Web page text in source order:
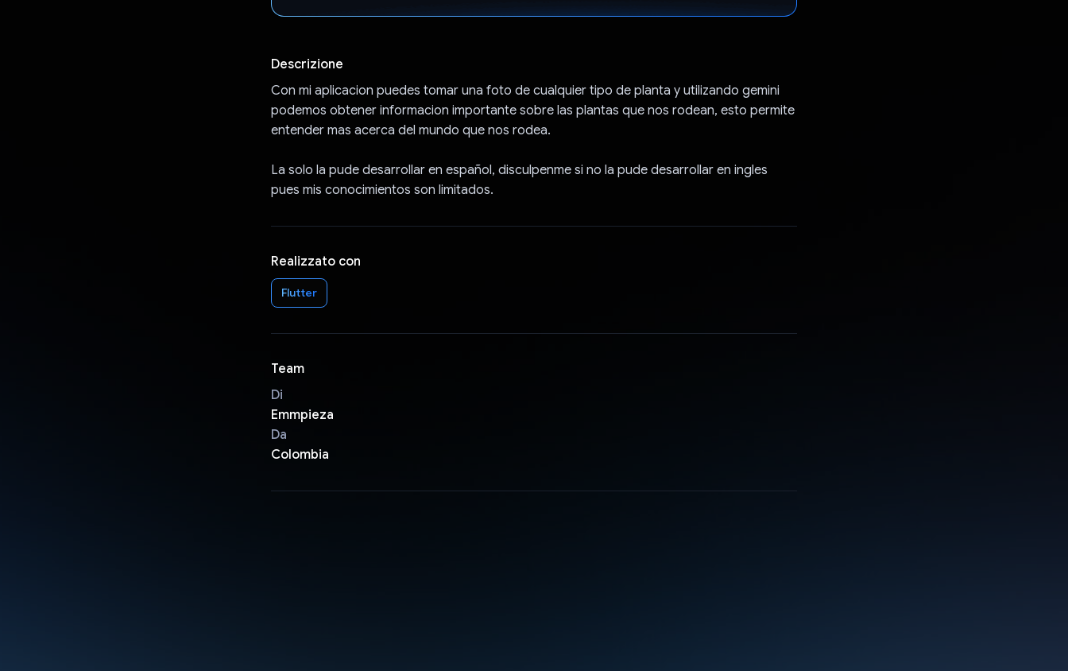
Descrizione
Con mi aplicacion puedes tomar una foto de cualquier tipo de planta y utilizando gemini
podemos obtener informacion importante sobre las plantas que nos rodean, esto permite
entender mas acerca del mundo que nos rodea.
La solo la pude desarrollar en español, disculpenme si no la pude desarrollar en ingles
pues mis conocimientos son limitados.
Realizzato con
Flutter
Team
Di
Emmpieza
Da
Colombia